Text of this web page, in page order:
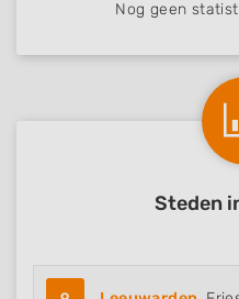
Nog geen
Steden
Functional
Advertising